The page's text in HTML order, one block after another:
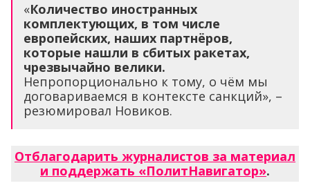
«Количество иностранных
комплектующих, в том числе
европейских, наших партнёров,
которые нашли в сбитых ракетах,
чрезвычайно велики.
Непропорционально к тому, о чём мы
договариваемся в контексте санкций», –
резюмировал Новиков.
Отблагодарить журналистов за материал
и поддержать «ПолитНавигатор».